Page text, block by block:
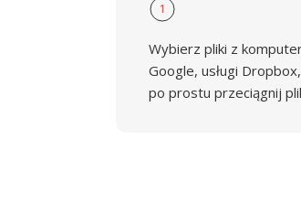
1
Wybierz pliki z
Google, usługi
po prostu przeciągnij